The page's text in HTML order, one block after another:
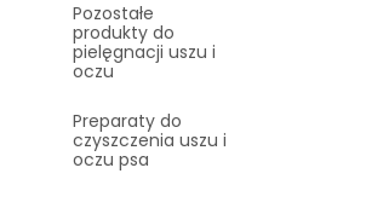
Pozostałe
produkty do
pielęgnacji uszu i
oczu
Preparaty do
czyszczenia uszu i
oczu psa